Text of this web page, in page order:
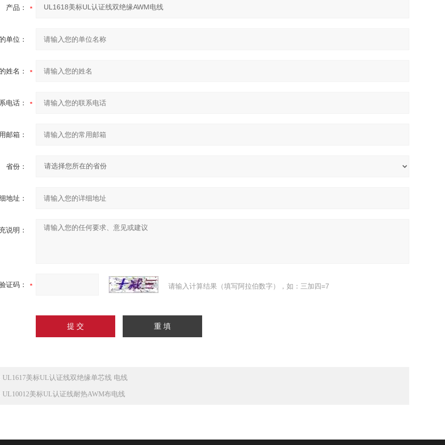
产品：
单位：
姓名：
电话：
邮箱：
省份：
地址：
说明：
证码： 请输入计算结果（填写阿拉伯数字），如：三加四=7
UL1617美标UL认证线双绝缘单芯线 电线
UL10012美标UL认证线耐热AWM布电线